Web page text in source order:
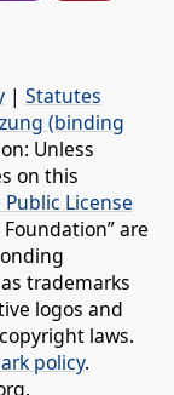
| Statutes
(binding
Unless
on this
Public License
are
trademarks
logos and
laws.
policy.